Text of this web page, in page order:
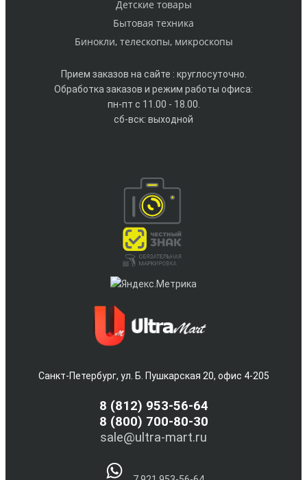
Детские товары
Бытовая техника
Бинокли, телескопы, микроскопы
Прием заказов на сайте : круглосуточно.
Обработка заказов и режим работы офиса:
пн-пт с 11.00 - 18.00.
сб-вск: выходной
Санкт-Петербург, ул. Б. Пушкарская 20, офис 4-205
8 (812) 953-56-64
8 (800) 700-80-30
sale@ultra-mart.ru